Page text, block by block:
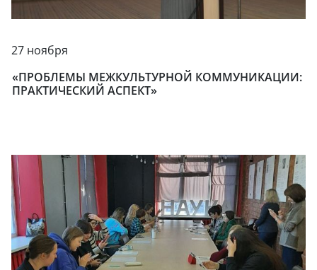
27 ноября
«ПРОБЛЕМЫ МЕЖКУЛЬТУРНОЙ КОММУНИКАЦИИ:
ПРАКТИЧЕСКИЙ АСПЕКТ»